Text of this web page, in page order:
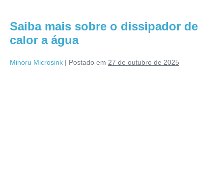
Saiba mais sobre o dissipador de
calor a água
Minoru Microsink | Postado em 27 de outubro de 2025